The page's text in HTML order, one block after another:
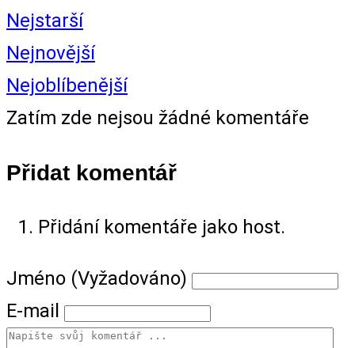
Nejstarší
Nejnovější
Nejoblíbenější
Zatím zde nejsou žádné komentáře
Přidat komentář
Přidání komentáře jako host.
Jméno (Vyžadováno)
E-mail